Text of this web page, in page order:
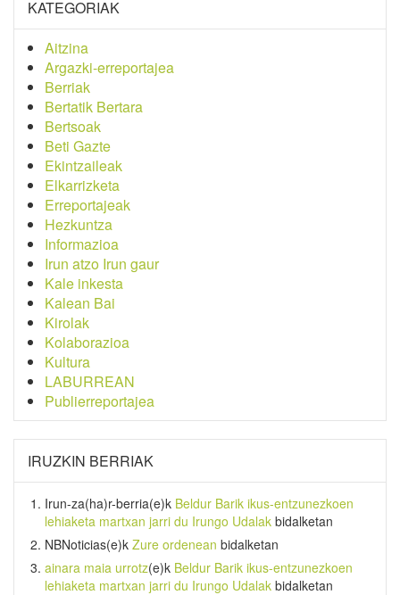
KATEGORIAK
Aitzina
Argazki-erreportajea
Berriak
Bertatik Bertara
Bertsoak
Beti Gazte
Ekintzaileak
Elkarrizketa
Erreportajeak
Hezkuntza
Informazioa
Irun atzo Irun gaur
Kale inkesta
Kalean Bai
Kirolak
Kolaborazioa
Kultura
LABURREAN
Publierreportajea
IRUZKIN BERRIAK
Irun-za(ha)r-berria(e)k Beldur Barik ikus-entzunezkoen
lehiaketa martxan jarri du Irungo Udalak bidalketan
NBNoticias(e)k Zure ordenean bidalketan
ainara maia urrotz(e)k Beldur Barik ikus-entzunezkoen
lehiaketa martxan jarri du Irungo Udalak bidalketan